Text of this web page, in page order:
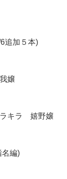
追加５本)
嬢
キラ 嬉野嬢
編)